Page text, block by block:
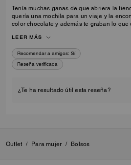
Tenía muchas ganas de que abriera la
quería una mochila para un viaje y la
color chocolate y además te graban lo
LEER MÁS
Recomendar a amigos: Sí
Reseña verificada
¿Te ha resultado útil esta reseña?
Outlet / Para mujer / Bolsos